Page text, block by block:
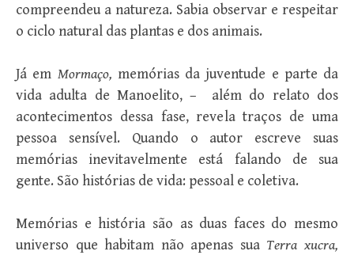
compreendeu a natureza. Sabia observar e respeitar
o ciclo natural das plantas e dos animais.
Já em Mormaço, memórias da juventude e parte da
vida adulta de Manoelito, – além do relato dos
acontecimentos dessa fase, revela traços de uma
pessoa sensível. Quando o autor escreve suas
memórias inevitavelmente está falando de sua
gente. São histórias de vida: pessoal e coletiva.
Memórias e história são as duas faces do mesmo
universo que habitam não apenas sua Terra xucra,